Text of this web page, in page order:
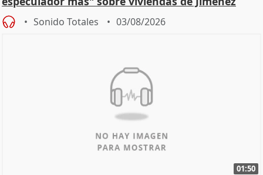
Becerril
Sonido Totales 03/08/2026
01:50